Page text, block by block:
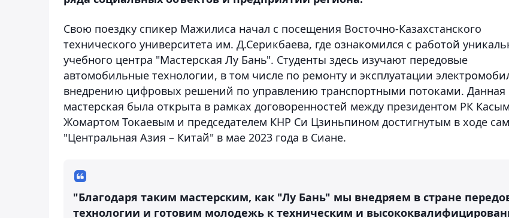
Свою поездку спикер Мажилиса начал с посещения Восточно-Казахстанского
технического университета им. Д.Серикбаева, где ознакомился с работой
учебного центра "Мастерская Лу Бань". Студенты здесь изучают передовые
автомобильные технологии, в том числе по ремонту и эксплуатации
внедрению цифровых решений по управлению транспортными потоками. Данная
мастерская была открыта в рамках договоренностей между президентом РК
Жомартом Токаевым и председателем КНР Си Цзиньпином достигнутым в ходе
"Центральная Азия – Китай" в мае 2023 года в Сиане.
"Благодаря таким мастерским, как "Лу Бань" мы внедряем в стране
технологии и готовим молодежь к техническим и